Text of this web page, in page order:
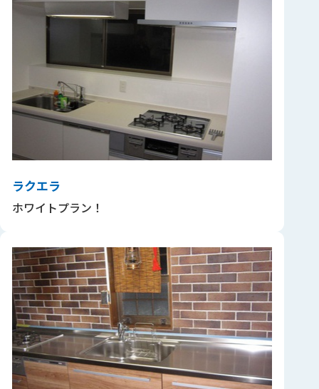
ラクエラ
ホワイトプラン！